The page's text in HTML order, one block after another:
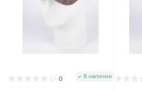
0 В наличии